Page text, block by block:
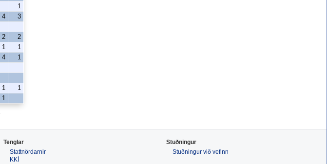
1
4
3
2
2
1
1
4
1
1
1
1
Tenglar
Stattnördarnir
KKÍ
Stuðningur
Stuðningur við vefinn